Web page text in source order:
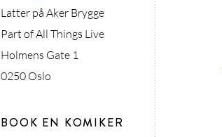
Latter på Aker Brygge
Part of All Things Live
Holmens Gate 1
0250 Oslo
BOOK EN KOMIKER